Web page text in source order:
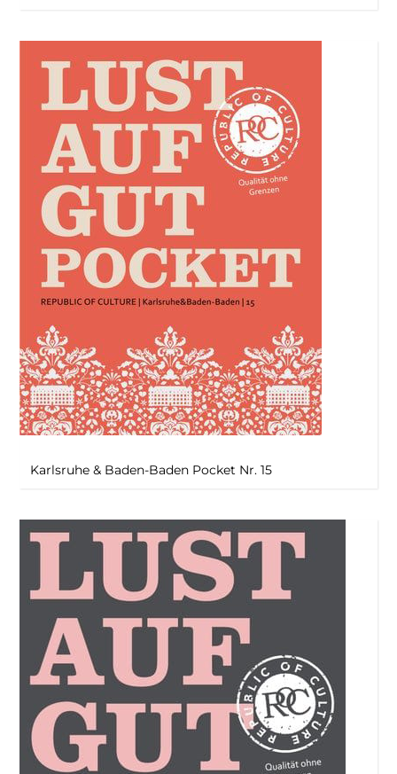
Karlsruhe & Baden-Baden Pocket Nr. 15